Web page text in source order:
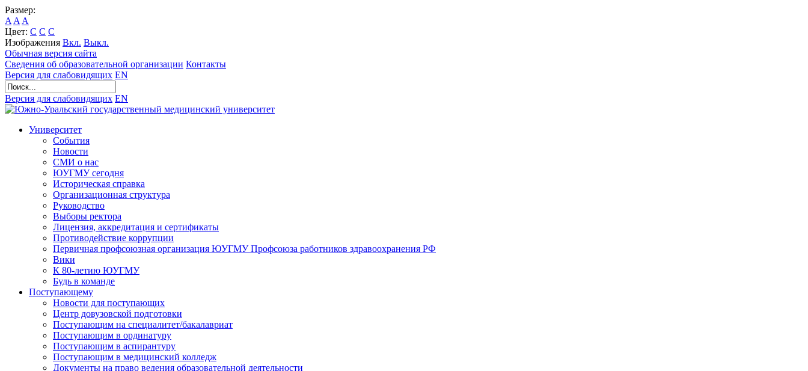
Размер:
A A A
Цвет: C C C
Изображения Вкл. Выкл.
Обычная версия сайта
Сведения об образовательной организации Контакты
Версия для слабовидящих EN
Версия для слабовидящих EN
Университет
События
Новости
СМИ о нас
ЮУГМУ сегодня
Историческая справка
Организационная структура
Руководство
Выборы ректора
Лицензия, аккредитация и сертификаты
Противодействие коррупции
Первичная профсоюзная организация ЮУГМУ Профсоюза работников здравоохранения РФ
Вики
К 80-летию ЮУГМУ
Будь в команде
Поступающему
Новости для поступающих
Центр довузовской подготовки
Поступающим на специалитет/бакалавриат
Поступающим в ординатуру
Поступающим в аспирантуру
Поступающим в медицинский колледж
Документы на право ведения образовательной деятельности